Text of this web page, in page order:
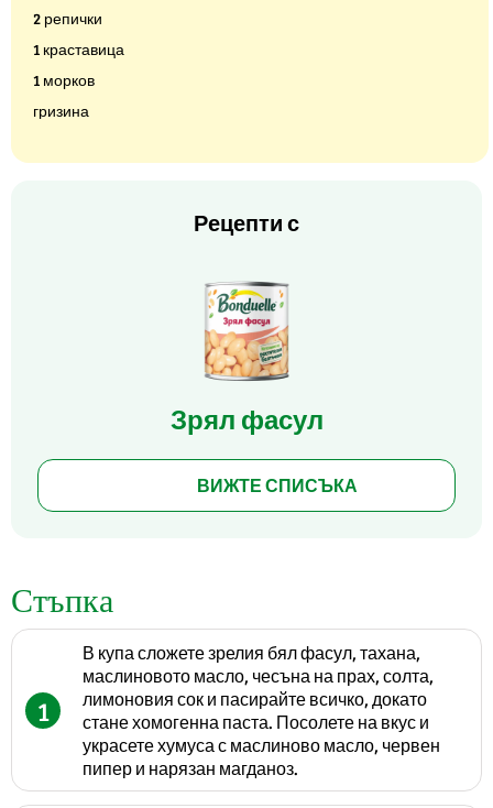
2 репички
1 краставица
1 морков
гризина
Рецепти с
Зрял фасул
ВИЖТЕ СПИСЪКА
Стъпка
1
В купа сложете зрелия бял фасул, тахана,
маслиновото масло, чесъна на прах, солта,
лимоновия сок и пасирайте всичко, докато
стане хомогенна паста. Посолете на вкус и
украсете хумуса с маслиново масло, червен
пипер и нарязан магданоз.